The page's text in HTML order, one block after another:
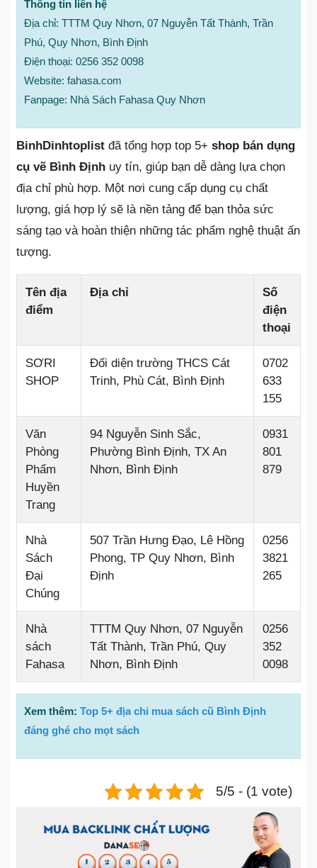
Thông tin liên hệ
Địa chỉ: TTTM Quy Nhơn, 07 Nguyễn Tất Thành, Trần
Phú, Quy Nhơn, Bình Định
Điện thoại: 0256 352 0098
Website: fahasa.com
Fanpage: Nhà Sách Fahasa Quy Nhơn
BinhDinhtoplist đã tổng hợp top 5+ shop bán dụng
cụ vẽ Bình Định uy tín, giúp bạn dễ dàng lựa chọn
địa chỉ phù hợp. Một nơi cung cấp dụng cụ chất
lượng, giá hợp lý sẽ là nền tảng để bạn thỏa sức
sáng tạo và hoàn thiện những tác phẩm nghệ thuật ấn
tượng.
Tên địa
điểm
Địa chỉ
Số
điện
thoại
SƠRI
SHOP
Đối diện trường THCS Cát
Trinh, Phù Cát, Bình Định
0702
633
155
Văn
Phòng
Phẩm
Huyền
Trang
94 Nguyễn Sinh Sắc,
Phường Bình Định, TX An
Nhơn, Bình Định
0931
801
879
Nhà
Sách
Đại
Chúng
507 Trần Hưng Đạo, Lê Hồng
Phong, TP Quy Nhơn, Bình
Định
0256
3821
265
Nhà
sách
Fahasa
TTTM Quy Nhơn, 07 Nguyễn
Tất Thành, Trần Phú, Quy
Nhơn, Bình Định
0256
352
0098
Xem thêm: Top 5+ địa chỉ mua sách cũ Bình Định
đáng ghé cho mọt sách
5/5 - (1 vote)